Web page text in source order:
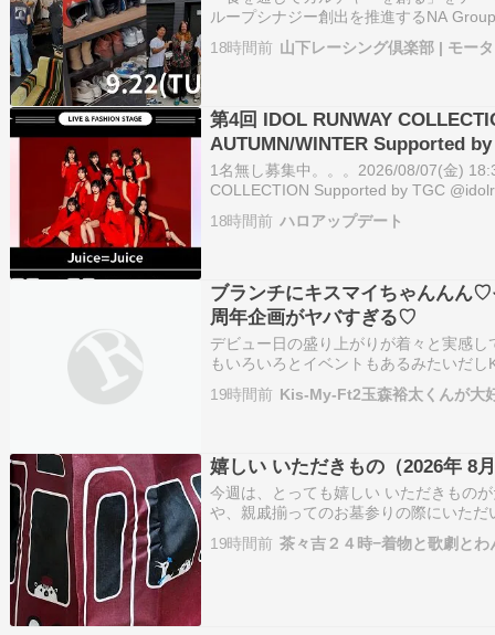
催決定！
ループシナジー創出を推進するNA
「CLASSICAL INC. RACING TEAM」
（火・祝）、神奈川県川崎北部にて、
18時間前 山下レーシング倶楽部 | モー
第4回 IDOL RUNWAY
AUTUMN/WINTER Supported
【Juice=Juice】出演決定！
1名無し募集中。。。2026/08/07(金)
COLLECTION Supported by TGC
(日) 開催／ 第4回 IDOL RUNWAY
18時間前 ハロアップデート
ブランチにキスマイちゃんんん
周年企画がヤバすぎる♡
デビュー日の盛り上がりが着々と実感
もいろいろとイベントもあるみたいだ
IS ･･････U-NEXTで独占ライブ配信
3,91…
19時間前 Kis-My-Ft2玉森裕太くんが大
嬉しい いただきもの（2026年 8
今週は、とっても嬉しい いただきもの
や、親戚揃ってのお墓参りの際にいた
挙にご紹介させていただきますね。 ケ
たん」まずはこちら、和洋の魅力がギ
19時間前 茶々吉２４時−着物と歌劇とわ